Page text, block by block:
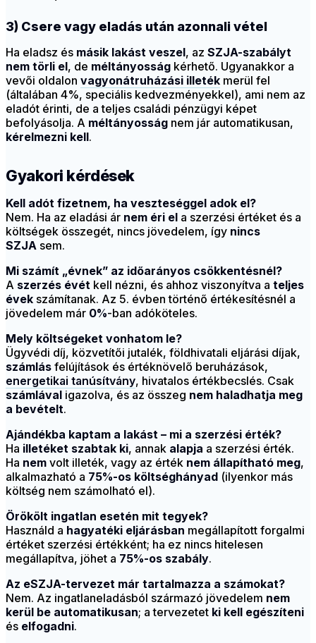
3) Csere vagy eladás után azonnali vétel
Ha eladsz és másik lakást veszel, az SZJA-szabályt
nem törli el, de méltányosság kérhető. Ugyanakkor a
vevői oldalon vagyonátruházási illeték merül fel
(általában 4%, speciális kedvezményekkel), ami nem az
eladót érinti, de a teljes családi pénzügyi képet
befolyásolja. A méltányosság nem jár automatikusan,
kérelmezni kell.
Gyakori kérdések
Kell adót fizetnem, ha veszteséggel adok el?
Nem. Ha az eladási ár nem éri el a szerzési értéket és a
költségek összegét, nincs jövedelem, így nincs
SZJA sem.
Mi számít „évnek” az időarányos csökkentésnél?
A szerzés évét kell nézni, és ahhoz viszonyítva a teljes
évek számítanak. Az 5. évben történő értékesítésnél a
jövedelem már 0%-ban adóköteles.
Mely költségeket vonhatom le?
Ügyvédi díj, közvetítői jutalék, földhivatali eljárási díjak,
számlás felújítások és értéknövelő beruházások,
energetikai tanúsítvány, hivatalos értékbecslés. Csak
számlával igazolva, és az összeg nem haladhatja meg
a bevételt.
Ajándékba kaptam a lakást – mi a szerzési érték?
Ha illetéket szabtak ki, annak alapja a szerzési érték.
Ha nem volt illeték, vagy az érték nem állapítható meg,
alkalmazható a 75%-os költséghányad (ilyenkor más
költség nem számolható el).
Örökölt ingatlan esetén mit tegyek?
Használd a hagyatéki eljárásban megállapított forgalmi
értéket szerzési értékként; ha ez nincs hitelesen
megállapítva, jöhet a 75%-os szabály.
Az eSZJA-tervezet már tartalmazza a számokat?
Nem. Az ingatlaneladásból származó jövedelem nem
kerül be automatikusan; a tervezetet ki kell egészíteni
és elfogadni.